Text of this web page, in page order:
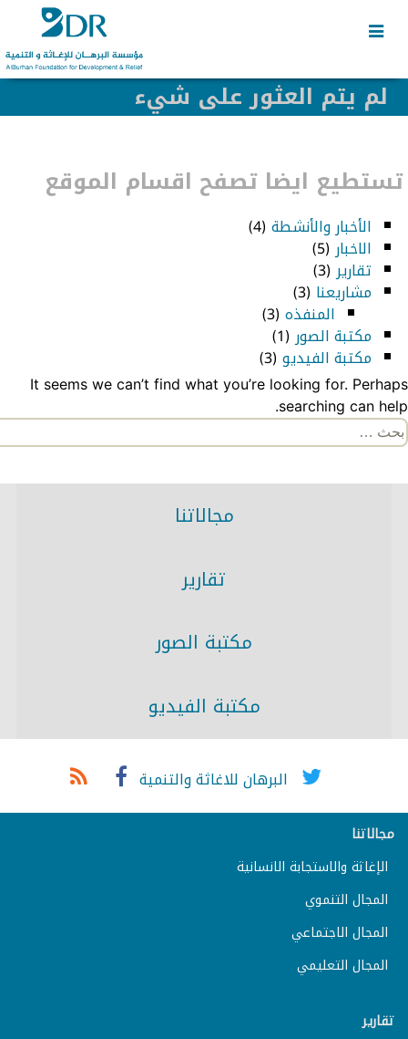
content
لم يتم العثور على شيء
تستطيع ايضا تصفح اقسام الموقع
الأخبار والأنشطة (4)
الاخبار(5)
تقارير(3)
مشاريعنا (3)
المنفذه (3)
مكتبة الصور(1)
مكتبة الفيديو (3)
It seems we can’t find what you’re looking for. Perhaps
searching can help.
البحث
عن:
مجالاتنا
تقارير
مكتبة الصور
مكتبة الفيديو
البرهان للاغاثة والتنمية
مجالاتنا
الإغاثة والاستجابة الانسانية
المجال التنموي
المجال الاجتماعي
المجال التعليمي
تقارير